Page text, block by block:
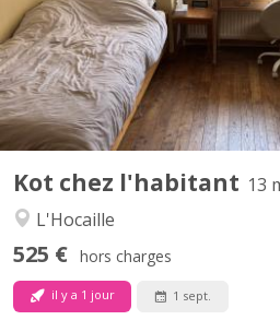
Kot chez l'habitant 13
L'Hocaille
525 € hors charges
il y a 1 jour 1 sept.
Orientation sud • Vue sur le
armoire de